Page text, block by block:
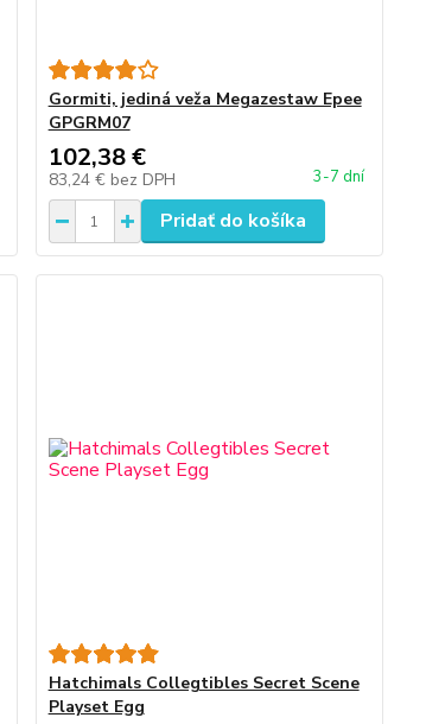
Gormiti, jediná veža Megazestaw Epee
GPGRM07
102,38 €
83,24 € bez DPH 3-7 dní
Pridať do košíka
Hatchimals Collegtibles Secret Scene
Playset Egg